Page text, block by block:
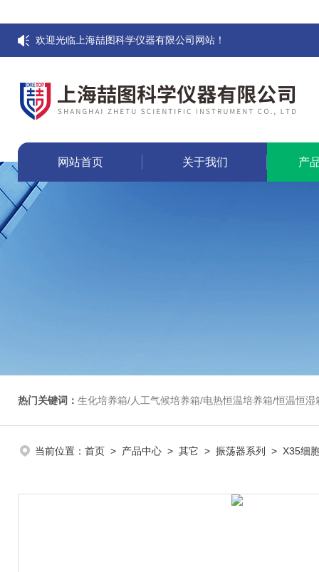
欢迎光临上海喆图科学仪器有限公司网站！
网站首页 关于我们 产
热门关键词： 生化培养箱/人工气候培养箱/电热恒温培养箱/恒温恒湿箱/光照培养箱/二氧化碳培养箱
当前位置： 首页 > 产品中心 > 其它 > 振荡器系列 > X35细